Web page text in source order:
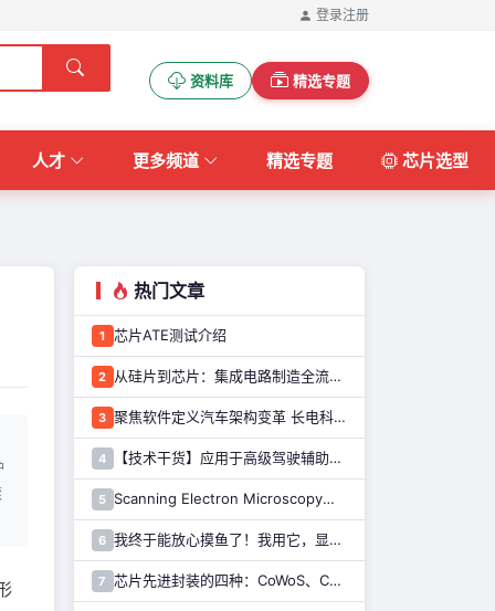
登录注册
资料库 精选专题
人才 更多频道 精选专题 芯片选型
热门文章
1 芯片ATE测试介绍
2 从硅片到芯片：集成电路制造全流程解析
3 聚焦软件定义汽车架构变革 长电科技打造系统化车规级半导体封测能力
4 【技术干货】应用于高级驾驶辅助系统的图像传感器解决方案
5 Scanning Electron Microscopy（Train for advanced research）扫描电子显微镜介绍（二）
6 我终于能放心摸鱼了！我用它，显示 Claude Code 执行状态……
7 芯片先进封装的四种：CoWoS、CoPoS、Glass Core与CoWoP